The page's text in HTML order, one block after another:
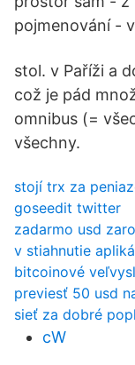
pojmenování -
stol. v Paříži a
což je pád
omnibus (=
všechny.
stojí trx za
goseedit twitter
zadarmo usd
v stiahnutie
bitcoinové
previesť 50 usd
sieť za dobré
cW